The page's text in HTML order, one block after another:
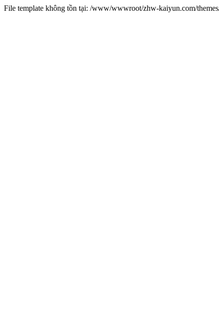
File template không tồn tại: /www/wwwroot/zhw-kaiyun.com/